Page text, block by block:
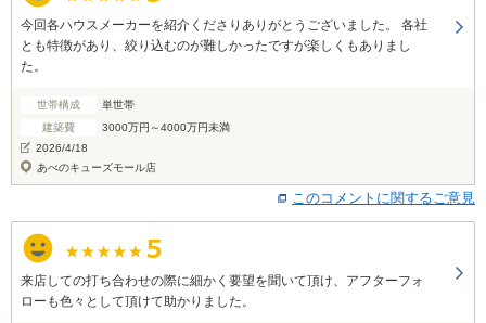
今回各ハウスメーカーを紹介くださりありがとうございました。 各社
とも特徴があり、絞り込むのが難しかったですが楽しくもありまし
た。
世帯構成
単世帯
建築費
3000万円～4000万円未満
2026/4/18
あべのキューズモール店
このコメントに関するご意見
来店しての打ち合わせの際に細かく要望を聞いて頂け、アフターフォ
ローも色々として頂けて助かりました。